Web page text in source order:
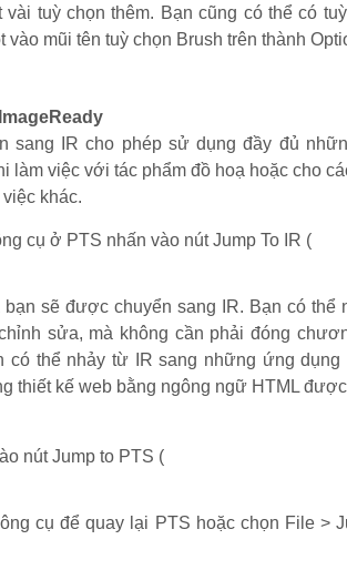
vài tuỳ chọn thêm. Bạn cũng có thể có
vào mũi tên tuỳ chọn Brush trên thành
sang IR cho phép sử dụng đầy đủ
làm việc với tác phẩm đồ hoạ hoặc cho
khác.
cụ ở PTS nhấn vào nút Jump To IR (
bạn sẽ được chuyển sang IR. Bạn có thể
sửa, mà không cần phải đóng
có thể nhảy từ IR sang những ứng dụng
thiết kế web bằng ngông ngữ HTML
nút Jump to PTS (
cụ để quay lại PTS hoặc chọn File >